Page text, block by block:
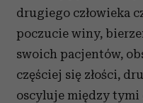
drugiego człowieka
poczucie winy,
swoich pacjentów,
częściej się złości,
oscyluje między tymi